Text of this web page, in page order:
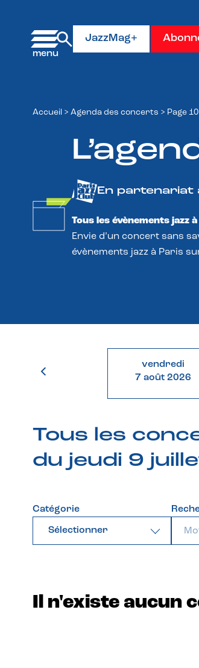
JazzMag+
Accueil > Agenda des concerts > Page 10
En partenariat
Tous les évènements jazz
Envie d’un concert sans
évènements jazz à Paris
vendredi
7 août 2026
Tous les
du jeudi 9
Catégorie
Sélectionner
Il n'existe aucun